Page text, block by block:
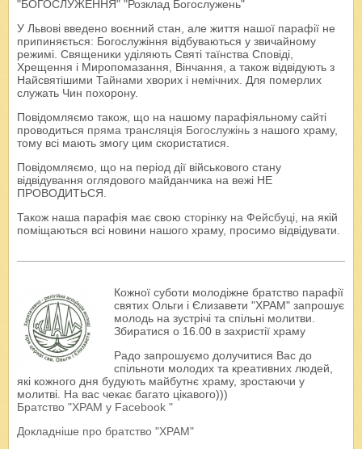
"БОГОСЛУЖЕННЯ" "Розклад Богослужень"
У Львові введено воєнний стан, але життя нашої парафії не
припиняється: Богослужіння відбуваються у звичайному
режимі. Священики уділяють Святі таїнства Сповіді,
Хрещення і Миропомазання, Вінчання, а також відвідують з
Найсвятішими Тайнами хворих і немічних. Для померлих
служать Чин похорону.
Повідомляємо також, що на нашому парафіяльному сайті
проводиться пряма трансляція Богослужінь з нашого храму,
тому всі мають змогу цим скористатися.
Повідомляємо, що на період дії військового стану
відвідування оглядового майданчика на вежі НЕ
ПРОВОДИТЬСЯ.
Також наша парафія має свою сторінку на Фейсбуці, на якій
поміщаються всі новини нашого храму, просимо відвідувати.
Кожної суботи молодіжне братство парафії
святих Ольги і Єлизавети "ХРАМ" запрошує
молодь на зустрічі та спільні молитви.
Збиратися о 16.00 в захристії храму
Радо запрошуємо долучитися Вас до
спільноти молодих та креативних людей,
які кожного дня будують майбутнє храму, зростаючи у
молитві. На вас чекає багато цікавого)))
Братство "ХРАМ у Facebook "
Докладніше про братство "ХРАМ"